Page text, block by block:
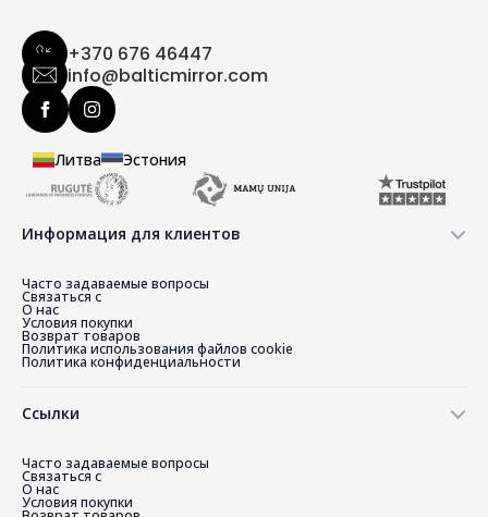
+370 676 46447
info@balticmirror.com
Литва Эстония
Информация для клиентов
Часто задаваемые вопросы
Связаться с
О нас
Условия покупки
Возврат товаров
Политика использования файлов cookie
Политика конфиденциальности
Ссылки
Часто задаваемые вопросы
Связаться с
О нас
Условия покупки